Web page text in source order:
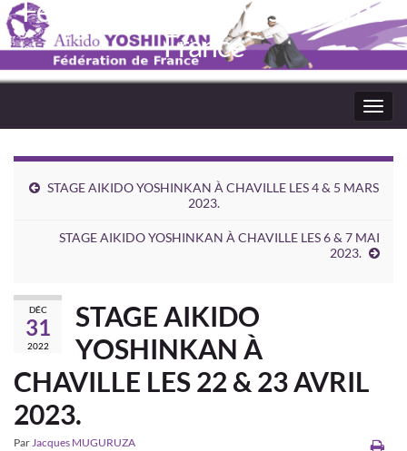
Fédération Aïkido Yoshinkaï de
France
STAGE AIKIDO YOSHINKAN À CHAVILLE LES 4 & 5 MARS
2023.
STAGE AIKIDO YOSHINKAN À CHAVILLE LES 6 & 7 MAI
2023.
DÉC
31
2022
STAGE AIKIDO
YOSHINKAN À
CHAVILLE LES 22 & 23 AVRIL
2023.
ParJacques MUGURUZA